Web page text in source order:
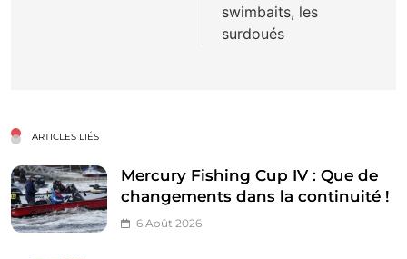
swimbaits, les
surdoués
ARTICLES LIÉS
Mercury Fishing Cup IV : Que de
changements dans la continuité !
6 Août 2026